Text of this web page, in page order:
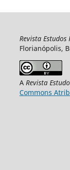
Revista Estudos
Florianópolis,
A Revista
Commons